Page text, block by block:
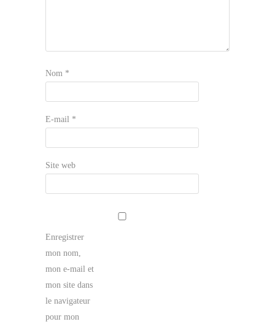
Nom *
E-mail *
Site web
Enregistrer
mon nom,
mon e-mail et
mon site dans
le navigateur
pour mon